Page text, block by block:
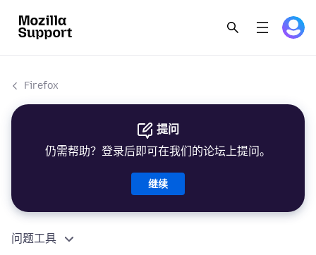
Firefox
提问
仍需帮助？登录后即可在我们的论坛上提问。
继续
问题工具